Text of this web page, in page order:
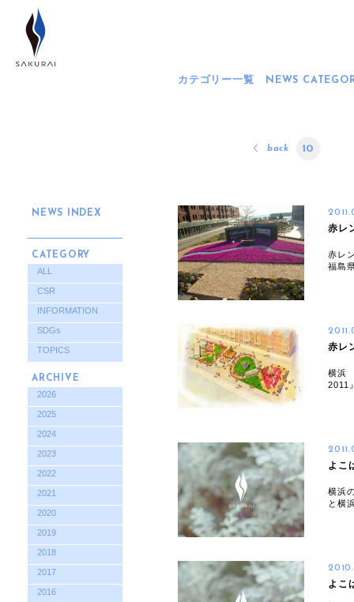
カテゴリー一覧 NEWS
back 10
赤レ
赤レ
福島
赤レ
横浜
2011
よこ
横浜
と横
よこ
NEWS INDEX
CATEGORY
ALL
CSR
INFORMATION
SDGs
TOPICS
ARCHIVE
2026
2025
2024
2023
2022
2021
2020
2019
2018
2017
2016